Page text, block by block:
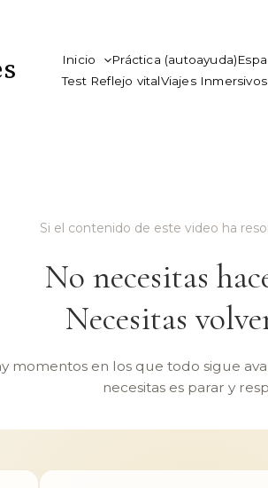
Inicio Práctica (autoayuda)
Test Reflejo vitalViajes Inmersivos
Si el contenido de este video ha
No necesitas
Necesitas
momentos en los que todo sigue
necesitas es parar y